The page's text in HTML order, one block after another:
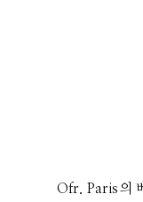
Ofr. Paris의